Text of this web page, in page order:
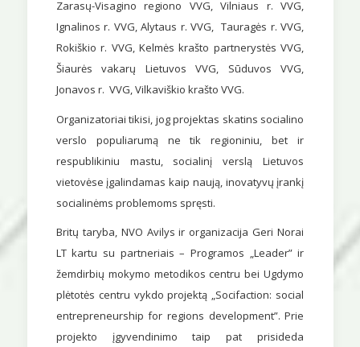
Zarasų-Visagino regiono VVG, Vilniaus r. VVG,
Ignalinos r. VVG, Alytaus r. VVG, Tauragės r. VVG,
Rokiškio r. VVG, Kelmės krašto partnerystės VVG,
Šiaurės vakarų Lietuvos VVG, Sūduvos VVG,
Jonavos r. VVG, Vilkaviškio krašto VVG.
Organizatoriai tikisi, jog projektas skatins socialino
verslo populiarumą ne tik regioniniu, bet ir
respublikiniu mastu, socialinį verslą Lietuvos
vietovėse įgalindamas kaip naują, inovatyvų įrankį
socialinėms problemoms spręsti.
Britų taryba, NVO Avilys ir organizacija Geri Norai
LT kartu su partneriais – Programos „Leader” ir
žemdirbių mokymo metodikos centru bei Ugdymo
plėtotės centru vykdo projektą „Socifaction: social
entrepreneurship for regions development”. Prie
projekto įgyvendinimo taip pat prisideda